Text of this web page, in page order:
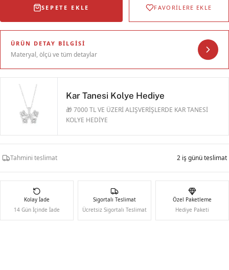
SEPETE EKLE FAVORİLERE EKLE
ÜRÜN DETAY BILGISI
Materyal, ölçü ve tüm detaylar
Kar Tanesi Kolye Hediye
🎁 7000 TL VE ÜZERİ ALIŞVERİŞLERDE KAR TANESİ
KOLYE HEDİYE
Tahmini teslimat 2 iş günü teslimat
Kolay İade
14 Gün İçinde İade
Sigortalı Teslimat
Ücretsiz Sigortalı Teslimat
Özel Paketleme
Hediye Paketi